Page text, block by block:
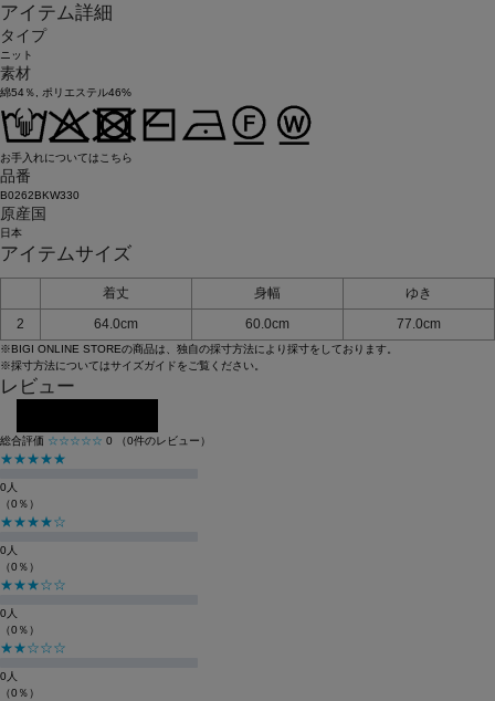
アイテム詳細
タイプ
ニット
素材
綿54％, ポリエステル46%
お手入れについてはこちら
品番
B0262BKW330
原産国
日本
アイテムサイズ
着丈 身幅
ゆき
2
64.0cm 60.0cm 77.0cm
※BIGI ONLINE STOREの商品は、独自の採寸方法により採寸をしております。
※採寸方法についてはサイズガイドをご覧ください。
レビュー
総合評価 ☆☆☆☆☆ 0 （0件のレビュー）
★★★★★
0人
（0％）
★★★★☆
0人
（0％）
★★★☆☆
0人
（0％）
★★☆☆☆
0人
（0％）